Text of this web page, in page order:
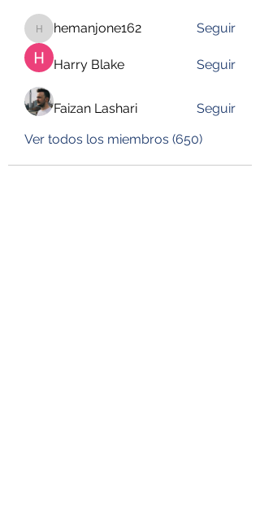
hemanjone162
hemanjone162 Seguir
Harry Blake Seguir
Faizan Lashari
Seguir
Ver todos los miembros (650)